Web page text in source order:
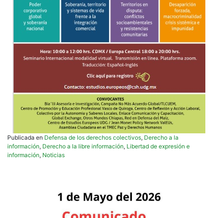
Publicada en Defensa de los derechos colectivos, Derecho a la
información, Derecho a la libre información, Libertad de expresión e
información, Noticias